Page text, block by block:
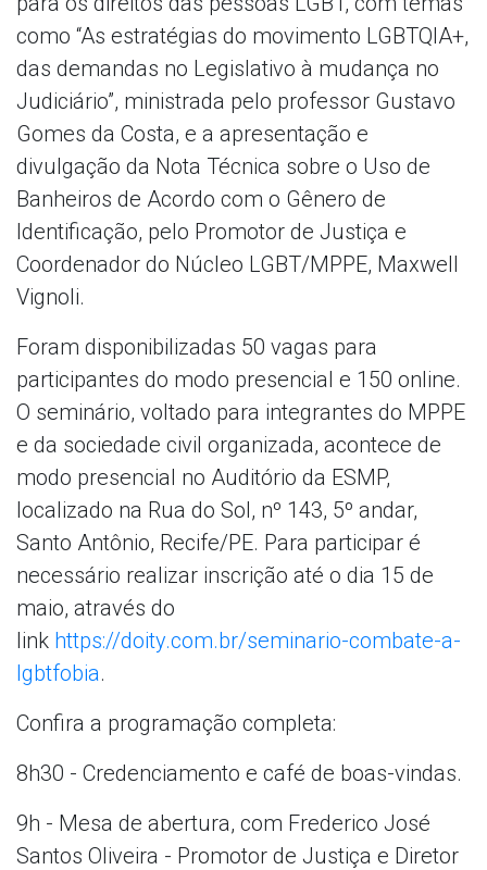
como “As estratégias do movimento LGBTQIA+,
das demandas no Legislativo à mudança no
Judiciário”, ministrada pelo professor Gustavo
Gomes da Costa, e a apresentação e
divulgação da Nota Técnica sobre o Uso de
Banheiros de Acordo com o Gênero de
Identificação, pelo Promotor de Justiça e
Coordenador do Núcleo LGBT/MPPE, Maxwell
Vignoli.
Foram disponibilizadas 50 vagas para
participantes do modo presencial e 150 online.
O seminário, voltado para integrantes do MPPE
e da sociedade civil organizada, acontece de
modo presencial no Auditório da ESMP,
localizado na Rua do Sol, nº 143, 5º andar,
Santo Antônio, Recife/PE. Para participar é
necessário realizar inscrição até o dia 15 de
maio, através do
link https://doity.com.br/seminario-combate-a-
lgbtfobia.
Confira a programação completa:
8h30 - Credenciamento e café de boas-vindas.
9h - Mesa de abertura, com Frederico José
Santos Oliveira - Promotor de Justiça e Diretor